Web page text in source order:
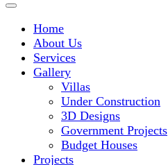
Home
About Us
Services
Gallery
Villas
Under Construction
3D Designs
Government Projects
Budget Houses
Projects